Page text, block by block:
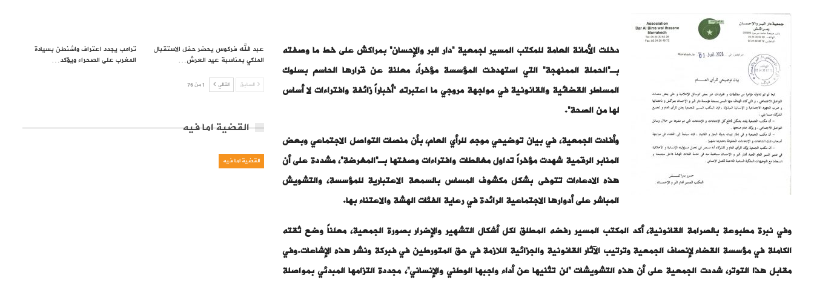
دخلت الأمانة العامة للمكتب المسير لجمعية “دار البر والإحسان” بمراكش على خط ما وصفته
بـ”الحملة الممنهجة” التي استهدفت المؤسسة مؤخراً، معلنة عن قرارها الحاسم بسلوك
المساطر القضائية والقانونية في مواجهة مروجي ما اعتبرته “أخباراً زائفة وافتراءات لا أساس
لها من الصحة”.
وأفادت الجمعية، في بيان توضيحي موجه للرأي العام، بأن منصات التواصل الاجتماعي وبعض
المنابر الرقمية شهدت مؤخراً تداول مغالطات وافتراءات وصفتها بـ”المغرضة”، مشددة على أن
هذه الادعاءات تتوخى بشكل مكشوف المساس بالسمعة الاعتبارية للمؤسسة، والتشويش
المباشر على أدوارها الاجتماعية الرائدة في رعاية الفئات الهشة والاعتناء بها.
وفي نبرة مطبوعة بالصرامة القانونية، أكد المكتب المسير رفضه المطلق لكل أشكال التشهير والإضرار بصورة الجمعية، معلناً وضع ثقته
الكاملة في مؤسسة القضاء لإنصاف الجمعية وترتيب الآثار القانونية والجزائية اللازمة في حق المتورطين في فبركة ونشر هذه الإشاعات.وفي
مقابل هذا التوتر، شددت الجمعية على أن هذه التشويشات “لن تثنيها عن أداء واجبها الوطني والإنساني”، مجددة التزامها المبدئي بمواصلة
عبد الله فركوس يحضر حفل الاستقبال
الملكي بمناسبة عيد العرش…
ترامب يجدد اعتراف واشنطن بسيادة
المغرب على الصحراء ويؤكد…
السابق التالي 1 من 76
القضية اما فيه
القضية اما فيه